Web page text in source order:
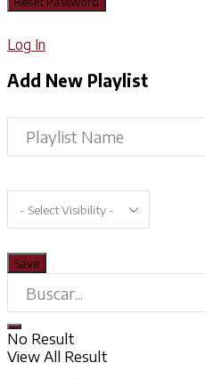
Log In
Add New Playlist
No Result
View All Result